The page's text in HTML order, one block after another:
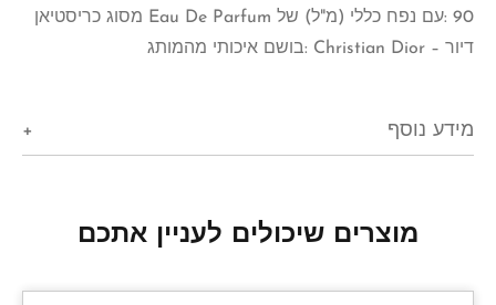
90 :עם נפח כללי (מ"ל) של Eau De Parfum מסוג כריסטיאן
דיור – Christian Dior :בושם איכותי מהמותג
מידע נוסף
מוצרים שיכולים לעניין אתכם